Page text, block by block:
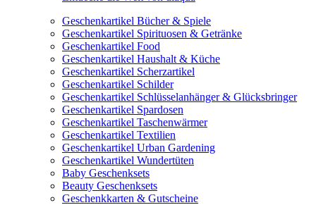
Geschenkartikel Bücher & Spiele
Geschenkartikel Spirituosen & Getränke
Geschenkartikel Food
Geschenkartikel Haushalt & Küche
Geschenkartikel Scherzartikel
Geschenkartikel Schilder
Geschenkartikel Schlüsselanhänger & Glücksbringer
Geschenkartikel Spardosen
Geschenkartikel Taschenwärmer
Geschenkartikel Textilien
Geschenkartikel Urban Gardening
Geschenkartikel Wundertüten
Baby Geschenksets
Beauty Geschenksets
Geschenkkarten & Gutscheine